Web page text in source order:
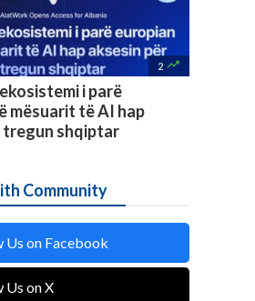
2 
i parë
mësuarit të AI hap
tregun shqiptar
Community
Us on Facebook
Us on X